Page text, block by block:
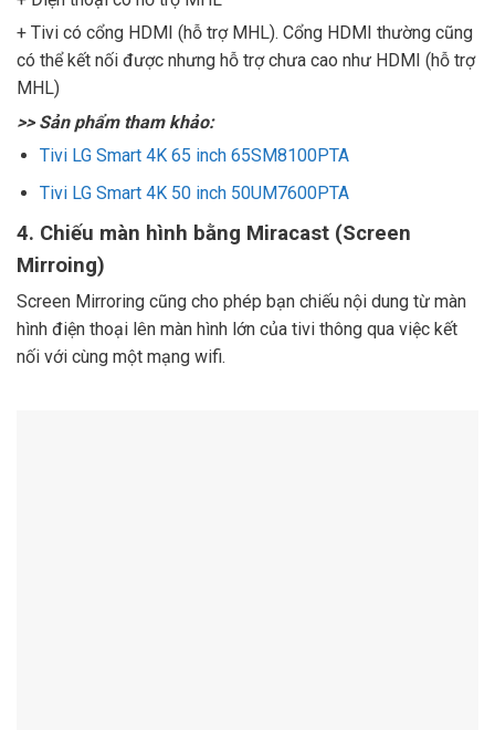
+ Tivi có cổng HDMI (hỗ trợ MHL). Cổng HDMI thường cũng
có thể kết nối được nhưng hỗ trợ chưa cao như HDMI (hỗ trợ
MHL)
>> Sản phẩm tham khảo:
Tivi LG Smart 4K 65 inch 65SM8100PTA
Tivi LG Smart 4K 50 inch 50UM7600PTA
4. Chiếu màn hình bằng Miracast (Screen
Mirroing)
Screen Mirroring cũng cho phép bạn chiếu nội dung từ màn
hình điện thoại lên màn hình lớn của tivi thông qua việc kết
nối với cùng một mạng wifi.